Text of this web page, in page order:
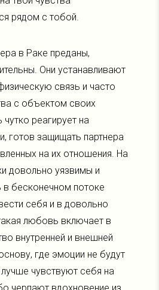
рядом с тобой.
в Раке преданы,
Они устанавливают
связь и часто
с объектом своих
реагирует на
готов защищать партнера
на их отношения. На
довольно уязвимы и
бесконечном потоке
себя и в довольно
любовь включает в
внутренней и внешней
где эмоции не будут
чувствуют себя на